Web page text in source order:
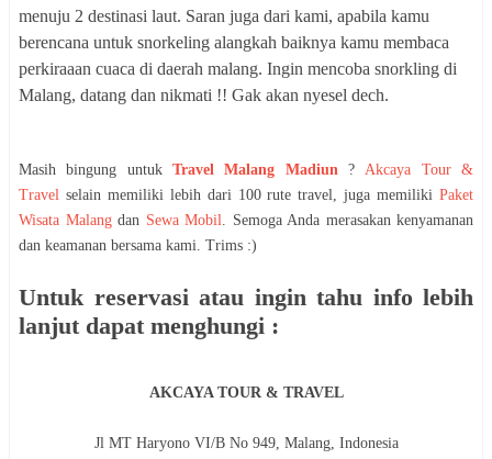
menuju 2 destinasi laut. Saran juga dari kami, apabila kamu
berencana untuk snorkeling alangkah baiknya kamu membaca
perkiraaan cuaca di daerah malang. Ingin mencoba snorkling di
Malang, datang dan nikmati !! Gak akan nyesel dech.
Masih bingung untuk Travel Malang Madiun ? Akcaya Tour &
Travel selain memiliki lebih dari 100 rute travel, juga memiliki Paket
Wisata Malangdan Sewa Mobil
. Semoga Anda merasakan kenyamanan
dan keamanan bersama kami. Trims :)
Untuk reservasi atau ingin tahu info lebih
lanjut dapat menghungi :
AKCAYA TOUR & TRAVEL
Jl MT Haryono VI/B No 949, Malang, Indonesia